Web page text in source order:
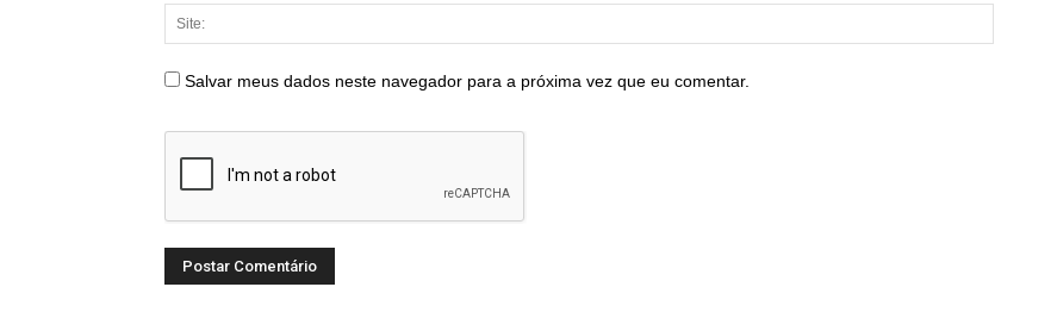
Salvar meus dados neste navegador para a próxima vez que eu comentar.